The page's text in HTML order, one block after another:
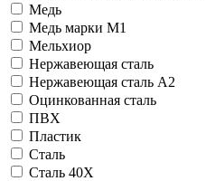
Медь
Медь марки М1
Мельхиор
Нержавеющая сталь
Нержавеющая сталь А2
Оцинкованная сталь
ПВХ
Пластик
Сталь
Сталь 40Х